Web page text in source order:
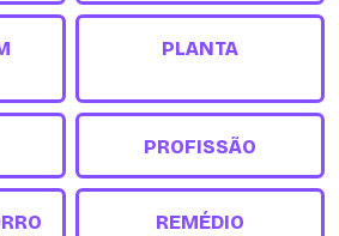
PLANTA
PROFISSÃO
REMÉDIO